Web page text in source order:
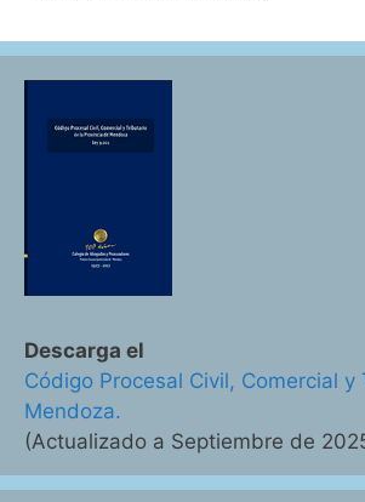
Descarga el
Código Procesal Civil, Comercial y
Mendoza.
(Actualizado a Septiembre de